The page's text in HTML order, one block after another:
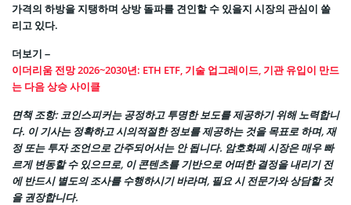
가격의 하방을 지탱하며 상방 돌파를 견인할 수 있을지 시장의 관심이 쏠
리고 있다.
더보기 –
이더리움 전망 2026~2030년: ETH ETF, 기술 업그레이드, 기관 유입이 만드
는 다음 상승 사이클
면책 조항: 코인스피커는 공정하고 투명한 보도를 제공하기 위해 노력합니
다. 이 기사는 정확하고 시의적절한 정보를 제공하는 것을 목표로 하며, 재
정 또는 투자 조언으로 간주되어서는 안 됩니다. 암호화폐 시장은 매우 빠
르게 변동할 수 있으므로, 이 콘텐츠를 기반으로 어떠한 결정을 내리기 전
에 반드시 별도의 조사를 수행하시기 바라며, 필요 시 전문가와 상담할 것
을 권장합니다.